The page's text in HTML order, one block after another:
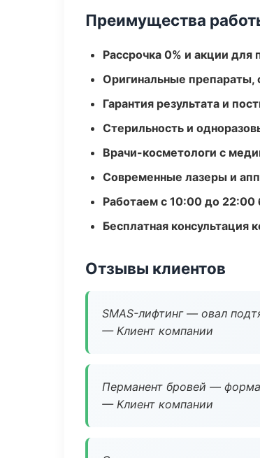
Преимущества
Рассрочка 0% и акции для
Оригинальные
Гарантия результата и
Стерильность и
Врачи-косметологи с
Современные лазеры и
Работаем с 10:00 до 22:00
Бесплатная консультация
Отзывы клиентов
SMAS-лифтинг — овал
— Клиент компании
Перманент бровей — форма
— Клиент компании